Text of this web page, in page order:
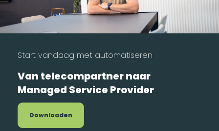
Start vandaag met automatiseren
Van telecompartner naar
Managed Service Provider
Downloaden